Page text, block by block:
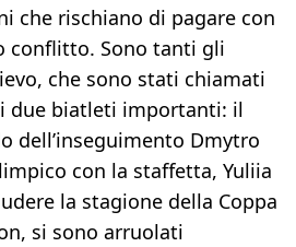
che rischiano di pagare con
conflitto. Sono tanti gli
che sono stati chiamati
due biatleti importanti: il
dell’inseguimento Dmytro
con la staffetta, Yuliia
la stagione della Coppa
si sono arruolati